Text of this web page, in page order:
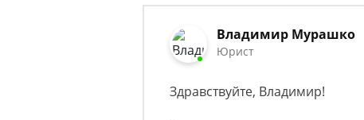
Владимир Мурашко
Юрист
Здравствуйте, Владимир!